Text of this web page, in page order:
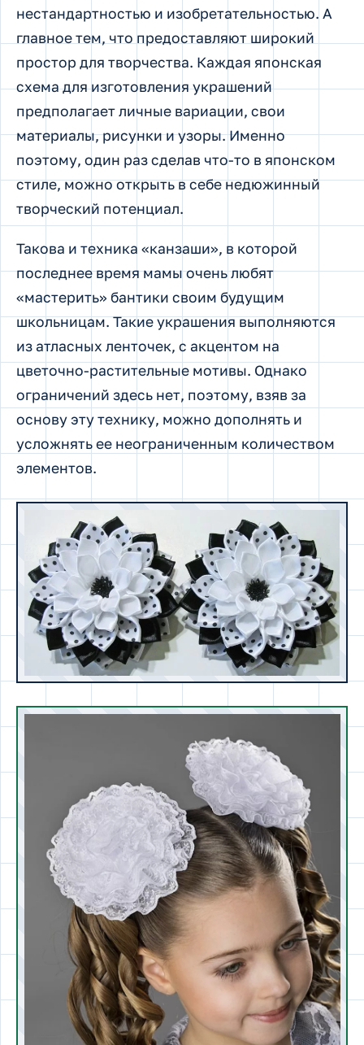
нестандартностью и изобретательностью. А
главное тем, что предоставляют широкий
простор для творчества. Каждая японская
схема для изготовления украшений
предполагает личные вариации, свои
материалы, рисунки и узоры. Именно
поэтому, один раз сделав что-то в японском
стиле, можно открыть в себе недюжинный
творческий потенциал.
Такова и техника «канзаши», в которой
последнее время мамы очень любят
«мастерить» бантики своим будущим
школьницам. Такие украшения выполняются
из атласных ленточек, с акцентом на
цветочно-растительные мотивы. Однако
ограничений здесь нет, поэтому, взяв за
основу эту технику, можно дополнять и
усложнять ее неограниченным количеством
элементов.